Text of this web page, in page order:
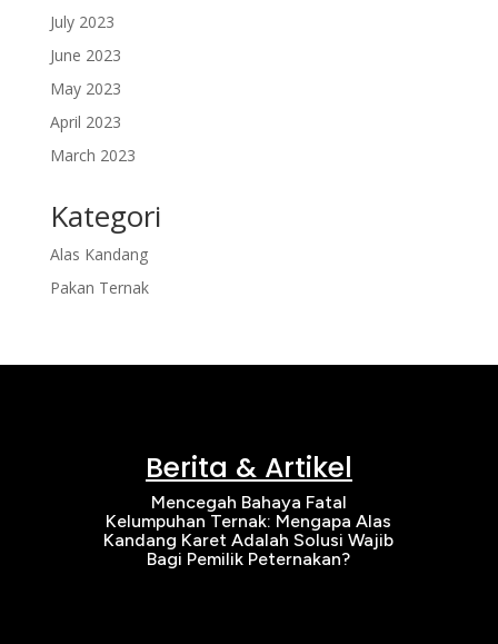
July 2023
June 2023
May 2023
April 2023
March 2023
Kategori
Alas Kandang
Pakan Ternak
Berita & Artikel
Mencegah Bahaya Fatal
Kelumpuhan Ternak: Mengapa Alas
Kandang Karet Adalah Solusi Wajib
Bagi Pemilik Peternakan?